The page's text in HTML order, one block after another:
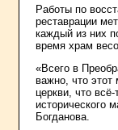
Работы по
реставрации
каждый из них
время храм
«Всего в
важно, что этот
церкви, что
исторического
Богданова.